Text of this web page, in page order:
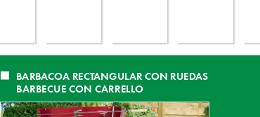
BARBACOA RECTANGUL AR CON RUEDAS
BARBECUE CON CARRELLO